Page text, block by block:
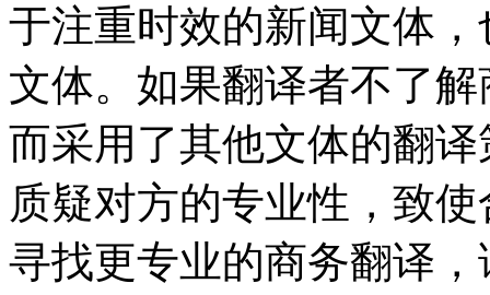
于注重时效的新闻文体
文体。如果翻译者不了
而采用了其他文体的翻
质疑对方的专业性，致
寻找更专业的商务翻译